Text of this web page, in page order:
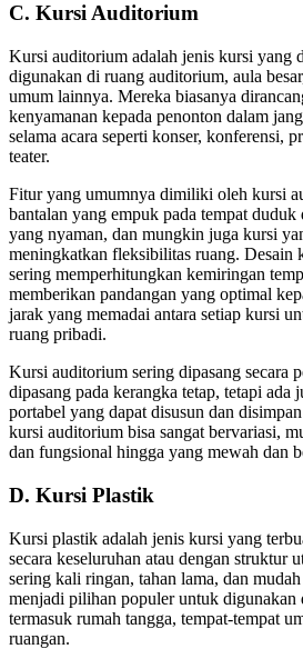
C. Kursi Auditorium
Kursi auditorium adalah jenis kursi yang
digunakan di ruang auditorium, aula
umum lainnya. Mereka biasanya
kenyamanan kepada penonton dalam
selama acara seperti konser, konferensi,
teater.
Fitur yang umumnya dimiliki oleh kursi
bantalan yang empuk pada tempat
yang nyaman, dan mungkin juga kursi
meningkatkan fleksibilitas ruang. Desain
sering memperhitungkan kemiringan
memberikan pandangan yang optimal
jarak yang memadai antara setiap kursi
ruang pribadi.
Kursi auditorium sering dipasang secara
dipasang pada kerangka tetap, tetapi ada
portabel yang dapat disusun dan
kursi auditorium bisa sangat bervariasi,
dan fungsional hingga yang mewah dan
D. Kursi Plastik
Kursi plastik adalah jenis kursi yang
secara keseluruhan atau dengan struktur
sering kali ringan, tahan lama, dan
menjadi pilihan populer untuk digunakan
termasuk rumah tangga, tempat-tempat
ruangan.